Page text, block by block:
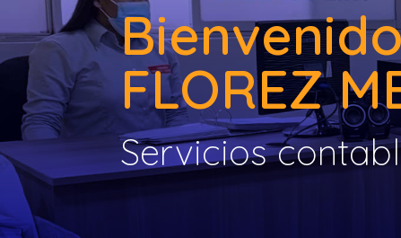
FLOREZ
Servicios